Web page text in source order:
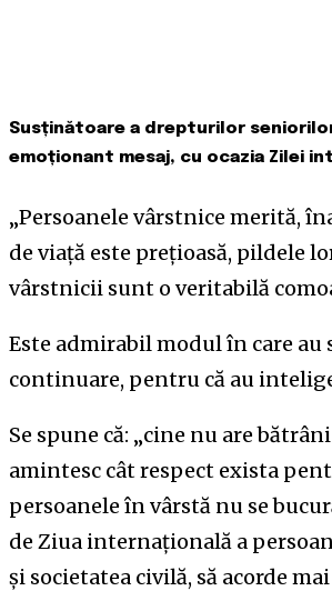
Susținătoare a drepturilor
emoționant mesaj, cu ocazia Zilei
„Persoanele vârstnice merită,
de viață este prețioasă, pildele
vârstnicii sunt o veritabilă
Este admirabil modul în care
continuare, pentru că au
Se spune că: „cine nu are
amintesc cât respect exista
persoanele în vârstă nu se
de Ziua internaţională a
și societatea civilă, să acorde